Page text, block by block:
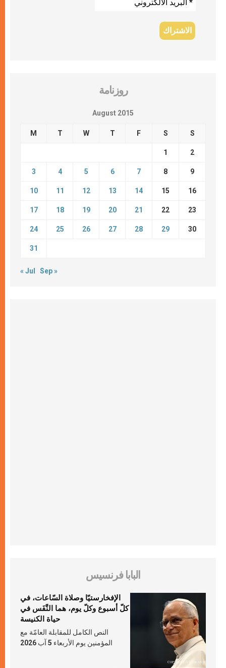
روزنامة
August 2015
M T W T F S S
1 2
3 4 5 6 7 8 9
10 11 12 13 14 15 16
17 18 19 20 21 22 23
24 25 26 27 28 29 30
31
« Jul Sep »
البابا فرنسيس
الإفخارستيّا وصلاة السّاعات، في
كلّ أسبوع وكلّ يوم، هما النَّفَس في
حياة الكنيسة
النص الكامل للمقابلة العامّة مع
المؤمنين يوم الأربعاء 5 آب 2026